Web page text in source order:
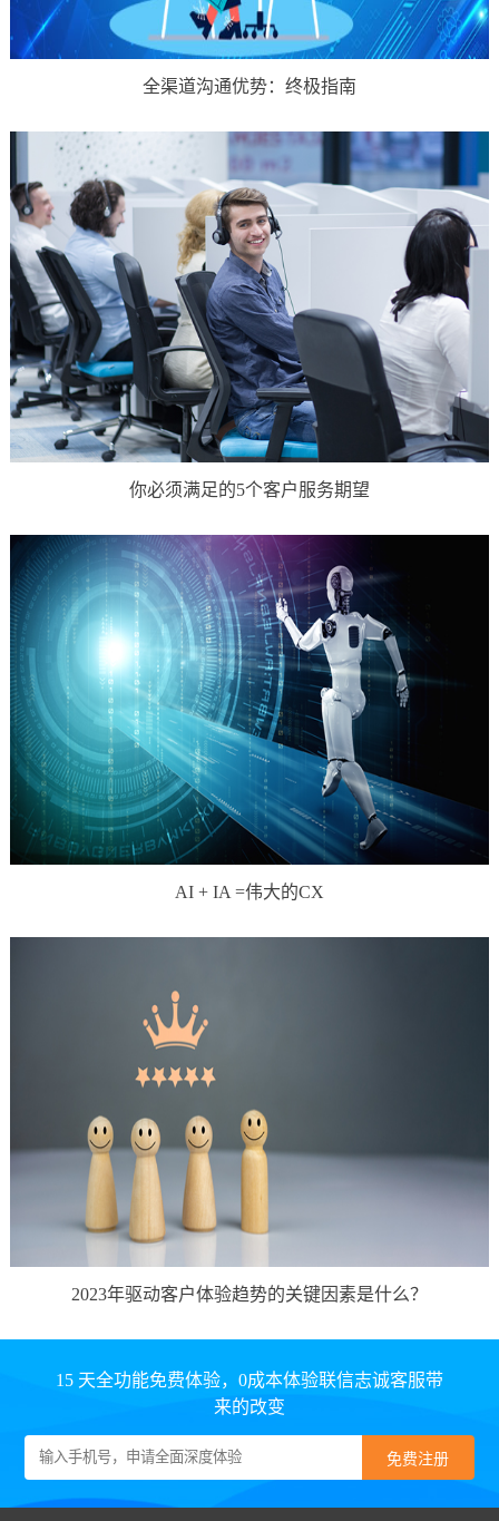
全渠道沟通优势：终极指南
你必须满足的5个客户服务期望
AI + IA =伟大的CX
2023年驱动客户体验趋势的关键因素是什么？
15 天全功能免费体验，0成本体验联信志诚客服带
来的改变